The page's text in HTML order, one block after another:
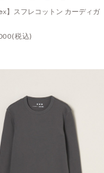
】スフレコットン カーディガ
(税込)